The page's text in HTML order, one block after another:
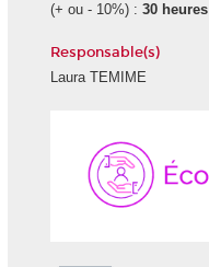
(+ ou - 10%) : 30 heures
Responsable(s)
Laura TEMIME